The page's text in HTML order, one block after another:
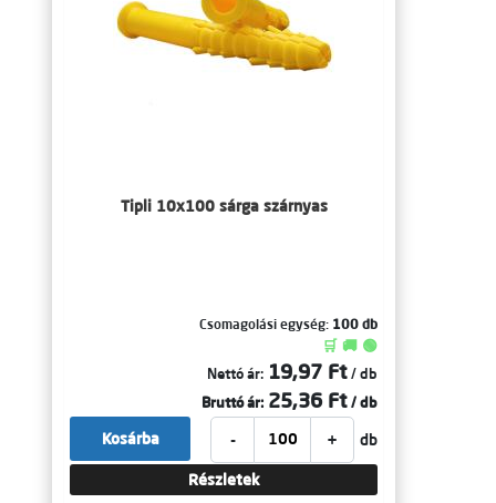
Tipli 10x100 sárga szárnyas
Csomagolási egység: 100 db
🛒 🚚 🟢
Nettó ár: 19,97 Ft / db
Bruttó ár: 25,36 Ft / db
- + db
Kosárba
Részletek